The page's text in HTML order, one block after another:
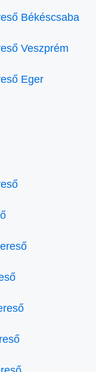
Békéscsaba
Veszprém
Eger